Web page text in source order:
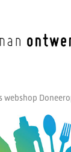
webshop